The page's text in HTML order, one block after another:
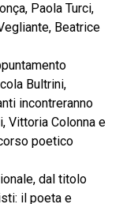
Paola Turci,
Beatrice
Bultrini,
incontreranno
Vittoria Colonna e
poetico
dal titolo
il poeta e